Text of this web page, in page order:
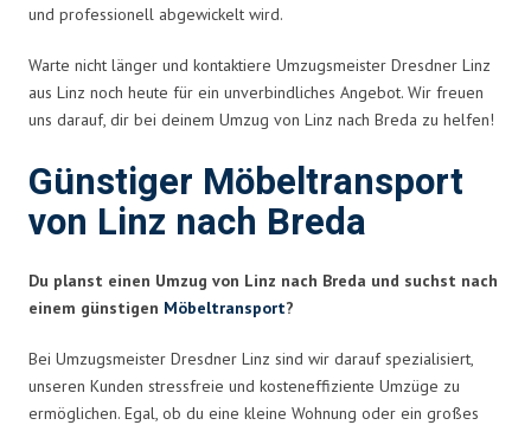
und professionell abgewickelt wird.
Warte nicht länger und kontaktiere Umzugsmeister Dresdner Linz
aus Linz noch heute für ein unverbindliches Angebot. Wir freuen
uns darauf, dir bei deinem Umzug von Linz nach Breda zu helfen!
Günstiger Möbeltransport
von Linz nach Breda
Du planst einen Umzug von Linz nach Breda und suchst nach
einem günstigen Möbeltransport?
Bei Umzugsmeister Dresdner Linz sind wir darauf spezialisiert,
unseren Kunden stressfreie und kosteneffiziente Umzüge zu
ermöglichen. Egal, ob du eine kleine Wohnung oder ein großes